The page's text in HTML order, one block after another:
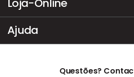
Loja-Online
Ajuda
Questões?